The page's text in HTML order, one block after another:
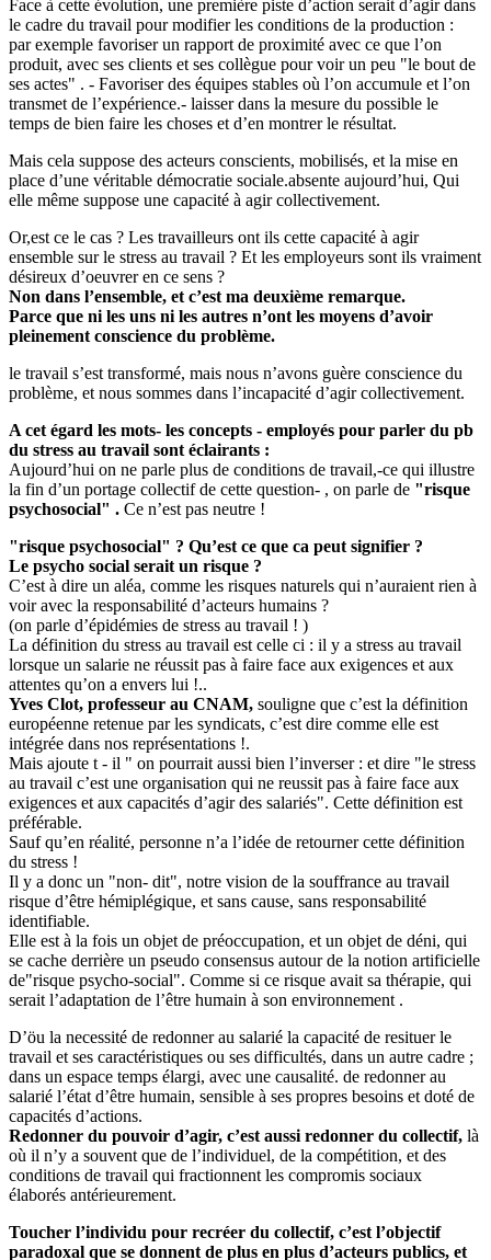
Face à cette évolution, une première piste d’action serait d’agir dans
le cadre du travail pour modifier les conditions de la production :
par exemple favoriser un rapport de proximité avec ce que l’on
produit, avec ses clients et ses collègue pour voir un peu "le bout de
ses actes" . - Favoriser des équipes stables où l’on accumule et l’on
transmet de l’expérience.- laisser dans la mesure du possible le
temps de bien faire les choses et d’en montrer le résultat.
Mais cela suppose des acteurs conscients, mobilisés, et la mise en
place d’une véritable démocratie sociale.absente aujourd’hui, Qui
elle même suppose une capacité à agir collectivement.
Or,est ce le cas ? Les travailleurs ont ils cette capacité à agir
ensemble sur le stress au travail ? Et les employeurs sont ils vraiment
désireux d’oeuvrer en ce sens ?
Non dans l’ensemble, et c’est ma deuxième remarque.
Parce que ni les uns ni les autres n’ont les moyens d’avoir
pleinement conscience du problème.
le travail s’est transformé, mais nous n’avons guère conscience du
problème, et nous sommes dans l’incapacité d’agir collectivement.
A cet égard les mots- les concepts - employés pour parler du pb
du stress au travail sont éclairants :
Aujourd’hui on ne parle plus de conditions de travail,-ce qui illustre
la fin d’un portage collectif de cette question- , on parle de "risque
psychosocial" . Ce n’est pas neutre !
"risque psychosocial" ? Qu’est ce que ca peut signifier ?
Le psycho social serait un risque ?
C’est à dire un aléa, comme les risques naturels qui n’auraient rien à
voir avec la responsabilité d’acteurs humains ?
(on parle d’épidémies de stress au travail ! )
La définition du stress au travail est celle ci : il y a stress au travail
lorsque un salarie ne réussit pas à faire face aux exigences et aux
attentes qu’on a envers lui !..
Yves Clot, professeur au CNAM, souligne que c’est la définition
européenne retenue par les syndicats, c’est dire comme elle est
intégrée dans nos représentations !.
Mais ajoute t - il " on pourrait aussi bien l’inverser : et dire "le stress
au travail c’est une organisation qui ne reussit pas à faire face aux
exigences et aux capacités d’agir des salariés". Cette définition est
préférable.
Sauf qu’en réalité, personne n’a l’idée de retourner cette définition
du stress !
Il y a donc un "non- dit", notre vision de la souffrance au travail
risque d’être hémiplégique, et sans cause, sans responsabilité
identifiable.
Elle est à la fois un objet de préoccupation, et un objet de déni, qui
se cache derrière un pseudo consensus autour de la notion artificielle
de"risque psycho-social". Comme si ce risque avait sa thérapie, qui
serait l’adaptation de l’être humain à son environnement .
D’öu la necessité de redonner au salarié la capacité de resituer le
travail et ses caractéristiques ou ses difficultés, dans un autre cadre ;
dans un espace temps élargi, avec une causalité. de redonner au
salarié l’état d’être humain, sensible à ses propres besoins et doté de
capacités d’actions.
Redonner du pouvoir d’agir, c’est aussi redonner du collectif, là
où il n’y a souvent que de l’individuel, de la compétition, et des
conditions de travail qui fractionnent les compromis sociaux
élaborés antérieurement.
Toucher l’individu pour recréer du collectif, c’est l’objectif
paradoxal que se donnent de plus en plus d’acteurs publics, et